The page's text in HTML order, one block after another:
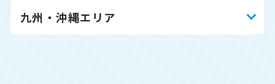
九州・沖縄エリア